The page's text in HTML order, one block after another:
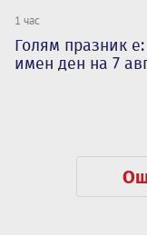
1 час
Голям празник
имен ден на 7